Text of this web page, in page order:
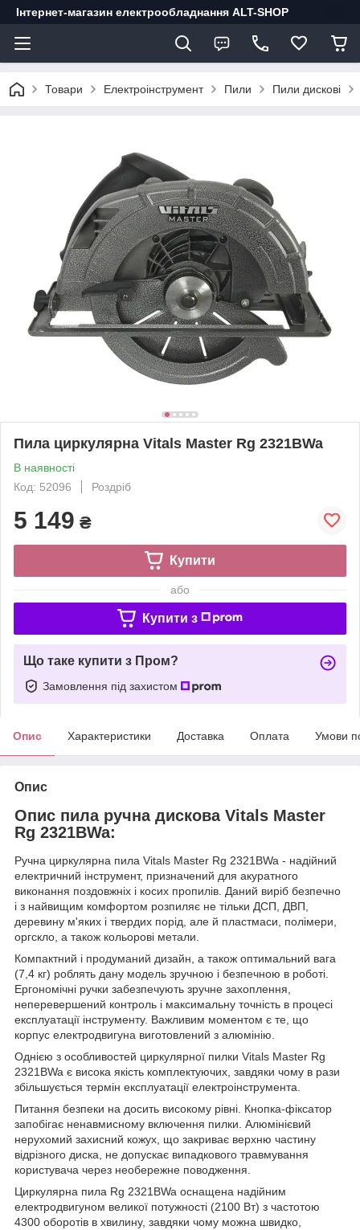
Інтернет-магазин електрообладнання ALT-SHOP
Товари Електроінструмент Пили Пили дискові
Пила циркулярна Vitals Master Rg 2321BWa
В наявності
Код: 52096
Роздріб
5 149 ₴
Купити
або
Купити з
Що таке купити з Пром?
Замовлення під захистом
Опис Характеристики Доставка Оплата Умови
Опис
Опис пила ручна дискова Vitals Master
Rg 2321BWa:
Ручна циркулярна пила Vitals Master Rg 2321BWa - надійний
електричний інструмент, призначений для акуратного
виконання поздовжніх і косих пропилів. Даний виріб безпечно
і з найвищим комфортом розпиляє не тільки ДСП, ДВП,
деревину м'яких і твердих порід, але й пластмаси, полімери,
оргскло, а також кольорові метали.
Компактний і продуманий дизайн, а також оптимальний вага
(7,4 кг) роблять дану модель зручною і безпечною в роботі.
Ергономічні ручки забезпечують зручне захоплення,
неперевершений контроль і максимальну точність в процесі
експлуатації інструменту. Важливим моментом є те, що
корпус електродвигуна виготовлений з алюмінію.
Однією з особливостей циркулярної пилки Vitals Master Rg
2321BWa є висока якість комплектуючих, завдяки чому в рази
збільшується термін експлуатації електроінструмента.
Питання безпеки на досить високому рівні. Кнопка-фіксатор
запобігає ненавмисному включення пилки. Алюмінієвий
нерухомий захисний кожух, що закриває верхню частину
відрізного диска, не допускає випадкового травмування
користувача через необережне поводження.
Циркулярна пила Rg 2321BWa оснащена надійним
електродвигуном великої потужності (2100 Вт) з частотою
4300 оборотів в хвилину, завдяки чому можна швидко,